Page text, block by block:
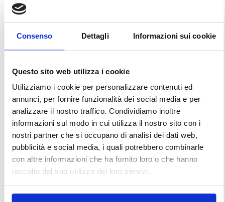
Consenso Dettagli Informazioni sui cookie
Questo sito web utilizza i cookie
Utilizziamo i cookie per personalizzare contenuti ed
annunci, per fornire funzionalità dei social media e per
analizzare il nostro traffico. Condividiamo inoltre
informazioni sul modo in cui utilizza il nostro sito con i
nostri partner che si occupano di analisi dei dati web,
pubblicità e social media, i quali potrebbero combinarle
con altre informazioni che ha fornito loro o che hanno
raccolto dal suo utilizzo dei loro servizi.